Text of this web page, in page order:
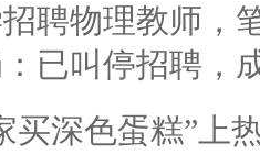
聘物理教师，
已叫停招聘，
买深色蛋糕”上